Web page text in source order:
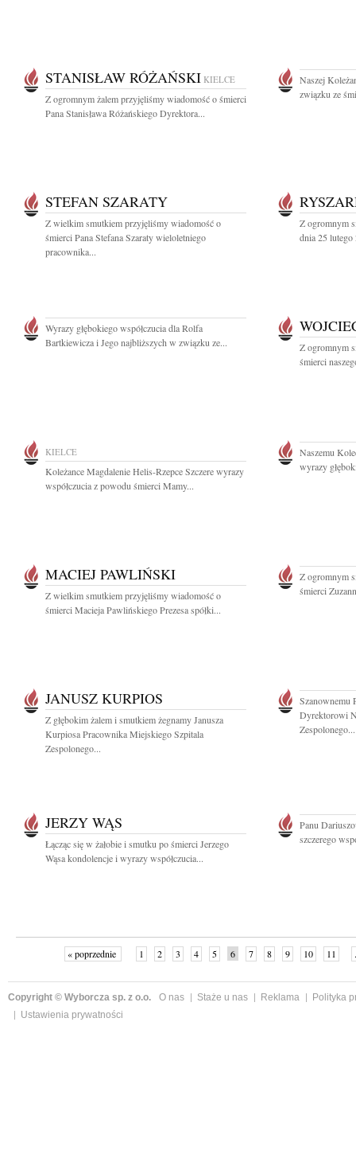
STANISŁAW RÓŻAŃSKI KIELCE
Z ogromnym żalem przyjęliśmy wiadomość o śmierci
Pana Stanisława Różańskiego Dyrektora...
Naszej
związku ze
STEFAN SZARATY
Z wielkim smutkiem przyjęliśmy wiadomość o
śmierci Pana Stefana Szaraty wieloletniego
pracownika...
Z ogromnym
dnia 25
Wyrazy głębokiego współczucia dla Rolfa
Bartkiewicza i Jego najbliższych w związku ze...
Z ogromnym
śmierci
KIELCE
Koleżance Magdalenie Helis-Rzepce Szczere wyrazy
współczucia z powodu śmierci Mamy...
Naszemu
wyrazy
MACIEJ PAWLIŃSKI
Z wielkim smutkiem przyjęliśmy wiadomość o
śmierci Macieja Pawlińskiego Prezesa spółki...
Z ogromnym
śmierci
JANUSZ KURPIOS
Z głębokim żalem i smutkiem żegnamy Janusza
Kurpiosa Pracownika Miejskiego Szpitala
Zespolonego...
Szanownemu
Dyrektorowi
Zespolonego...
JERZY WĄS
Łącząc się w żałobie i smutku po śmierci Jerzego
Wąsa kondolencje i wyrazy współczucia...
Panu
szczerego
« poprzednie 1 2 3 4 5 6 7 8 9 10 11
Copyright © Wyborcza sp. z o.o. O nas Staże u nas Reklama
Polityka
Ustawienia prywatności